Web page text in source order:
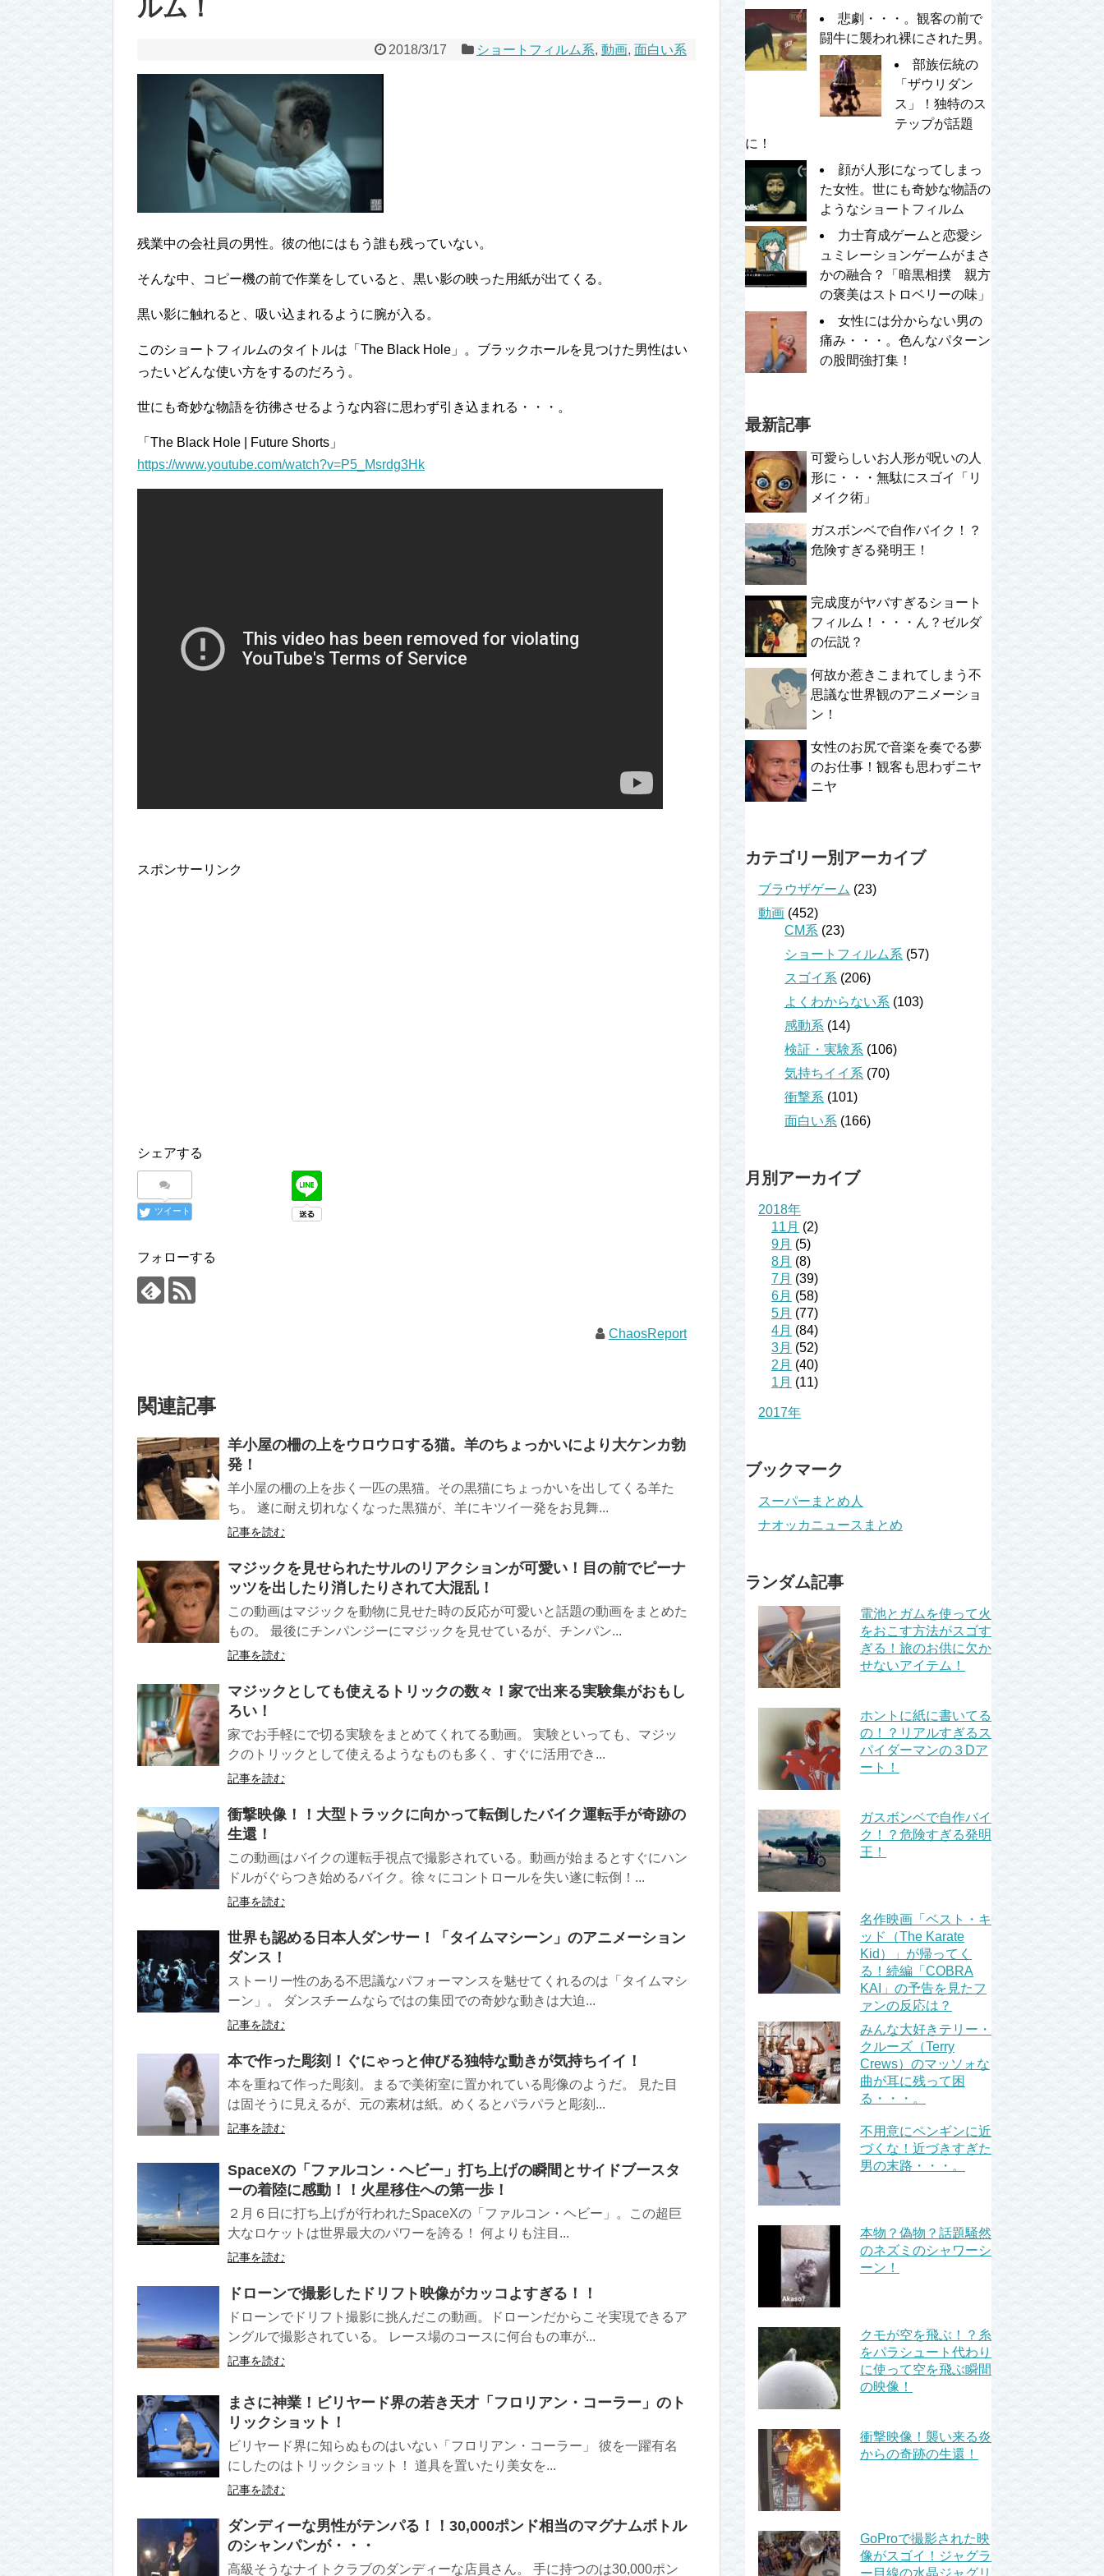
ルム！
2018/3/17 ショートフィルム系, 動画, 面白い系
残業中の会社員の男性。彼の他にはもう誰も残っていない。
そんな中、コピー機の前で作業をしていると、黒い影の映った用紙が出てくる。
黒い影に触れると、吸い込まれるように腕が入る。
このショートフィルムのタイトルは「The Black Hole」。ブラックホールを見つけた男性はい
ったいどんな使い方をするのだろう。
世にも奇妙な物語を彷彿させるような内容に思わず引き込まれる・・・。
「The Black Hole | Future Shorts」
https://www.youtube.com/watch?v=P5_Msrdg3Hk
スポンサーリンク
シェアする
ツイート
フォローする
ChaosReport
関連記事
羊小屋の柵の上をウロウロする猫。羊のちょっかいにより大ケンカ勃
発！
羊小屋の柵の上を歩く一匹の黒猫。その黒猫にちょっかいを出してくる羊た
ち。 遂に耐え切れなくなった黒猫が、羊にキツイ一発をお見舞...
記事を読む
マジックを見せられたサルのリアクションが可愛い！目の前でピーナ
ッツを出したり消したりされて大混乱！
この動画はマジックを動物に見せた時の反応が可愛いと話題の動画をまとめた
もの。 最後にチンパンジーにマジックを見せているが、チンパン...
記事を読む
マジックとしても使えるトリックの数々！家で出来る実験集がおもし
ろい！
家でお手軽にで切る実験をまとめてくれてる動画。 実験といっても、マジッ
クのトリックとして使えるようなものも多く、すぐに活用でき...
記事を読む
衝撃映像！！大型トラックに向かって転倒したバイク運転手が奇跡の
生還！
この動画はバイクの運転手視点で撮影されている。動画が始まるとすぐにハン
ドルがぐらつき始めるバイク。徐々にコントロールを失い遂に転倒！...
記事を読む
世界も認める日本人ダンサー！「タイムマシーン」のアニメーション
ダンス！
ストーリー性のある不思議なパフォーマンスを魅せてくれるのは「タイムマシ
ーン」。 ダンスチームならではの集団での奇妙な動きは大迫...
記事を読む
本で作った彫刻！ぐにゃっと伸びる独特な動きが気持ちイイ！
本を重ねて作った彫刻。まるで美術室に置かれている彫像のようだ。 見た目
は固そうに見えるが、元の素材は紙。めくるとパラパラと彫刻...
記事を読む
SpaceXの「ファルコン・ヘビー」打ち上げの瞬間とサイドブースタ
ーの着陸に感動！！火星移住への第一歩！
２月６日に打ち上げが行われたSpaceXの「ファルコン・ヘビー」。この超巨
大なロケットは世界最大のパワーを誇る！ 何よりも注目...
記事を読む
ドローンで撮影したドリフト映像がカッコよすぎる！！
ドローンでドリフト撮影に挑んだこの動画。ドローンだからこそ実現できるア
ングルで撮影されている。 レース場のコースに何台もの車が...
記事を読む
まさに神業！ビリヤード界の若き天才「フロリアン・コーラー」のト
リックショット！
ビリヤード界に知らぬものはいない「フロリアン・コーラー」 彼を一躍有名
にしたのはトリックショット！ 道具を置いたり美女を...
記事を読む
ダンディーな男性がテンパる！！30,000ポンド相当のマグナムボトル
のシャンパンが・・・
高級そうなナイトクラブのダンディーな店員さん。 手に持つのは30,000ポン
悲劇・・・。観客の前で
闘牛に襲われ裸にされた男。
部族伝統の
「ザウリダン
ス」！独特のス
テップが話題
に！
顔が人形になってしまっ
た女性。世にも奇妙な物語の
ようなショートフィルム
力士育成ゲームと恋愛シ
ュミレーションゲームがまさ
かの融合？「暗黒相撲 親方
の褒美はストロベリーの味」
女性には分からない男の
痛み・・・。色んなパターン
の股間強打集！
最新記事
可愛らしいお人形が呪いの人
形に・・・無駄にスゴイ「リ
メイク術」
ガスボンベで自作バイク！？
危険すぎる発明王！
完成度がヤバすぎるショート
フィルム！・・・ん？ゼルダ
の伝説？
何故か惹きこまれてしまう不
思議な世界観のアニメーショ
ン！
女性のお尻で音楽を奏でる夢
のお仕事！観客も思わずニヤ
ニヤ
カテゴリー別アーカイブ
ブラウザゲーム (23)
動画 (452)
CM系 (23)
ショートフィルム系 (57)
スゴイ系 (206)
よくわからない系 (103)
感動系 (14)
検証・実験系 (106)
気持ちイイ系 (70)
衝撃系 (101)
面白い系 (166)
月別アーカイブ
2018年
11月 (2)
9月 (5)
8月 (8)
7月 (39)
6月 (58)
5月 (77)
4月 (84)
3月 (52)
2月 (40)
1月 (11)
2017年
ブックマーク
スーパーまとめ人
ナオッカニュースまとめ
ランダム記事
電池とガムを使って火
をおこす方法がスゴす
ぎる！旅のお供に欠か
せないアイテム！
ホントに紙に書いてる
の！？リアルすぎるス
パイダーマンの３Dア
ート！
ガスボンベで自作バイ
ク！？危険すぎる発明
王！
名作映画「ベスト・キ
ッド（The Karate
Kid）」が帰ってく
る！続編「COBRA
KAI」の予告を見たフ
ァンの反応は？
みんな大好きテリー・
クルーズ（Terry
Crews）のマッソォな
曲が耳に残って困
る・・・。
不用意にペンギンに近
づくな！近づきすぎた
男の末路・・・。
本物？偽物？話題騒然
のネズミのシャワーシ
ーン！
クモが空を飛ぶ！？糸
をパラシュート代わり
に使って空を飛ぶ瞬間
の映像！
衝撃映像！襲い来る炎
からの奇跡の生還！
GoProで撮影された映
像がスゴイ！ジャグラ